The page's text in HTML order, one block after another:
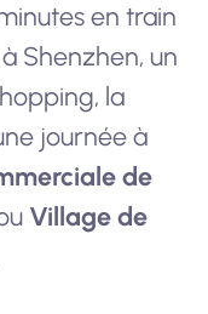
en train
Shenzhen, un
la
journée à
de
Village de